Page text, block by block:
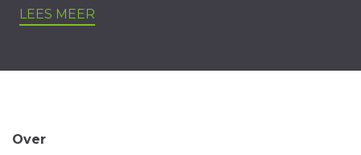
LEES MEER
Over